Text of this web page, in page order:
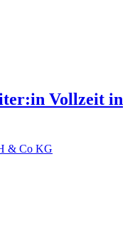
Vollzeit in
& Co KG